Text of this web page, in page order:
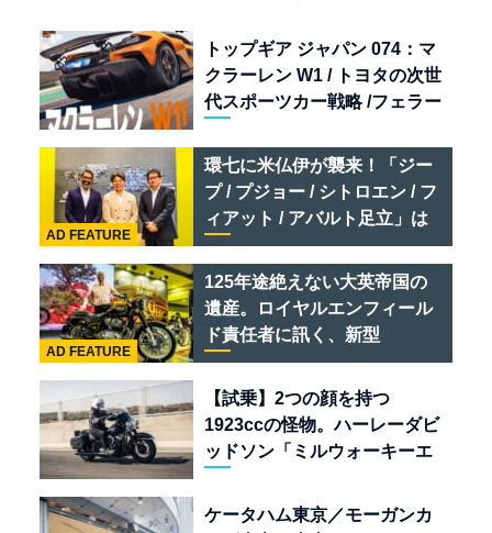
トップギア ジャパン 074：マ
クラーレン W1 / トヨタの次世
代スポーツカー戦略 /フェラー
リオ /ベントレー スーパース
ポーツ
環七に米仏伊が襲来！「ジー
プ / プジョー / シトロエン / フ
ィアット / アバルト足立」は
クルマのセレクトショップで
ある
AD FEATURE
125年途絶えない大英帝国の
遺産。ロイヤルエンフィール
ド責任者に訊く、新型
「BULLET 650」と“時間の
質”を愛する理由
AD FEATURE
【試乗】2つの顔を持つ
1923ccの怪物。ハーレーダビ
ッドソン「ミルウォーキーエ
ケータハム東京／モーガンカ